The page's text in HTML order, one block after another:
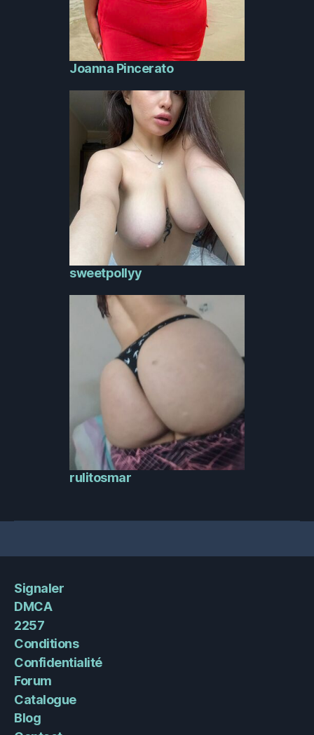
Joanna Pincerato
sweetpollyy
rulitosmar
Signaler
DMCA
2257
Conditions
Confidentialité
Forum
Catalogue
Blog